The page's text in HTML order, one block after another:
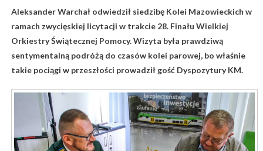
Aleksander Warchał odwiedził siedzibę Kolei Mazowieckich w
ramach zwycięskiej licytacji w trakcie 28. Finału Wielkiej
Orkiestry Świątecznej Pomocy. Wizyta była prawdziwą
sentymentalną podróżą do czasów kolei parowej, bo właśnie
takie pociągi w przeszłości prowadził gość Dyspozytury KM.